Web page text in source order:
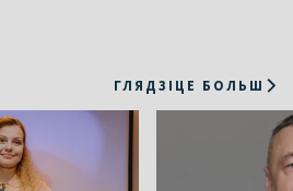
ГЛЯДЗІЦЕ БОЛЬШ